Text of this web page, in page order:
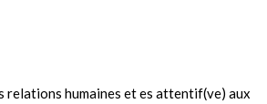
relations humaines et es attentif(ve) aux